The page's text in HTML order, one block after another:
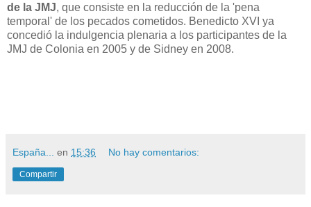
de la JMJ, que consiste en la reducción de la 'pena
temporal' de los pecados cometidos. Benedicto XVI ya
concedió la indulgencia plenaria a los participantes de la
JMJ de Colonia en 2005 y de Sidney en 2008.
España... en 15:36 No hay comentarios:
Compartir